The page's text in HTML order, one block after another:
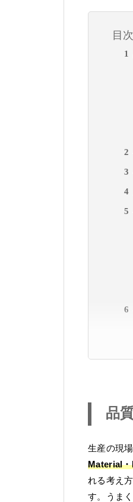
目次
品
生産の現
Material・
れる考え
す。うま